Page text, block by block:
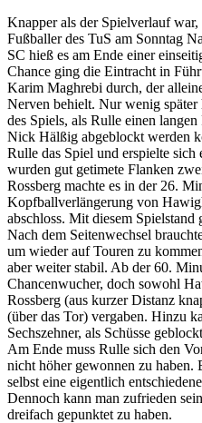
Knapper als der Spielverlauf
Fußballer des TuS am Sonntag
SC hieß es am Ende einer
Chance ging die Eintracht in
Karim Maghrebi durch, der
Nerven behielt. Nur wenig später
des Spiels, als Rulle einen
Nick Hälßig abgeblockt werden
Rulle das Spiel und erspielte
wurden gut getimete Flanken
Rossberg machte es in der 26.
Kopfballverlängerung von
abschloss. Mit diesem Spielstand
Nach dem Seitenwechsel
um wieder auf Touren zu
aber weiter stabil. Ab der 60.
Chancenwucher, doch sowohl
Rossberg (aus kurzer Distanz
(über das Tor) vergaben. Hinzu
Sechszehner, als Schüsse
Am Ende muss Rulle sich den
nicht höher gewonnen zu haben.
selbst eine eigentlich
Dennoch kann man zufrieden
dreifach gepunktet zu haben.